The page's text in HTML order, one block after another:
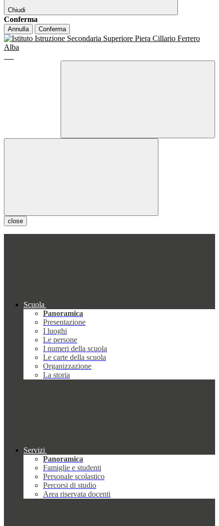
Chiudi
Conferma
Annulla Conferma
close
Scuola
Panoramica
Presentazione
I luoghi
Le persone
I numeri della scuola
Le carte della scuola
Organizzazione
La storia
Servizi
Panoramica
Famiglie e studenti
Personale scolastico
Percorsi di studio
Area riservata docenti